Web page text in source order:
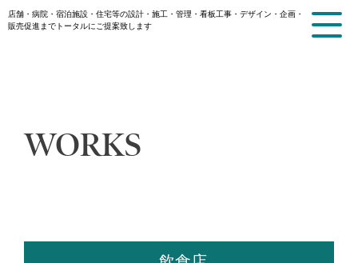
店舗・病院・宿泊施設・住宅等の設計・施工・管理・看板工事・ デザイン・企画・
販売促進までトータルにご提案致します
WORKS